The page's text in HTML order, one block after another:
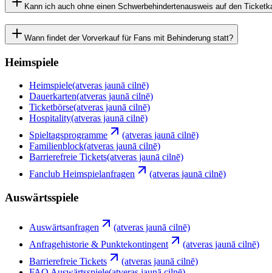
Kann ich auch ohne einen Schwerbehindertenausweis auf den
Wann findet der Vorverkauf für Fans mit Behinderung statt?
Heimspiele
Heimspiele(atveras jaunā cilnē)
Dauerkarten(atveras jaunā cilnē)
Ticketbörse(atveras jaunā cilnē)
Hospitality(atveras jaunā cilnē)
Spieltagsprogramme
(atveras jaunā cilnē)
Familienblock(atveras jaunā cilnē)
Barrierefreie Tickets(atveras jaunā cilnē)
Fanclub Heimspielanfragen
(atveras jaunā cilnē)
Auswärtsspiele
Auswärtsanfragen
(atveras jaunā cilnē)
Anfragehistorie & Punktekontingent
(atveras jaunā cilnē)
Barrierefreie Tickets
(atveras jaunā cilnē)